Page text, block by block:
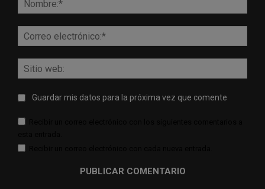
web:
Guardar mis datos para la próxima vez que comente